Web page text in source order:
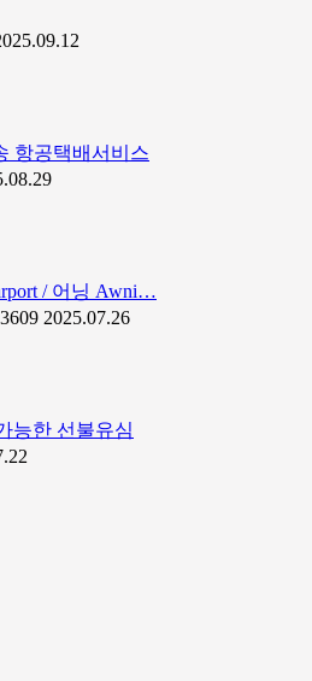
항공택배서비스
/ 어닝 Awni…
3609 2025.07.26
능한 선불유심